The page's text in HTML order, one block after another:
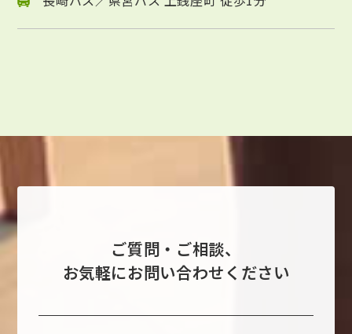
ご質問・ご相談、
お気軽にお問い合わせください